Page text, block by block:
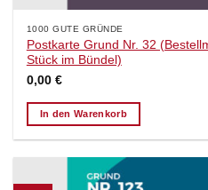
1000 GUTE GRÜNDE
Postkarte Grund Nr. 32
Stück im Bündel)
0,00 €
In den Warenkorb